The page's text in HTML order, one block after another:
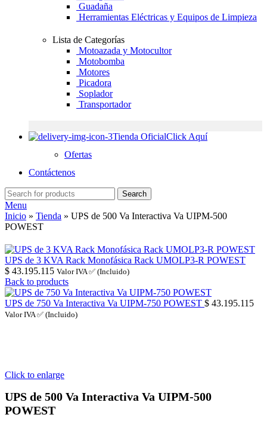
Guadaña
Herramientas Eléctricas y Equipos de Limpieza
Lista de Categorías
Motoazada y Motocultor
Motobomba
Motores
Picadora
Soplador
Transportador
Tienda OficialClick Aquí
Ofertas
Contáctenos
Search
Menu
Inicio » Tienda » UPS de 500 Va Interactiva Va UIPM-500
POWEST
UPS de 3 KVA Rack Monofásica Rack UMOLP3-R POWEST
$ 43.195.115 Valor IVA ✅ (Incluido)
Back to products
UPS de 750 Va Interactiva Va UIPM-750 POWEST $ 43.195.115
Valor IVA ✅ (Incluido)
Click to enlarge
UPS de 500 Va Interactiva Va UIPM-500
POWEST